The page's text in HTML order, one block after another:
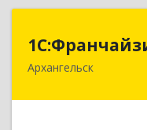
Архангельск
163000,